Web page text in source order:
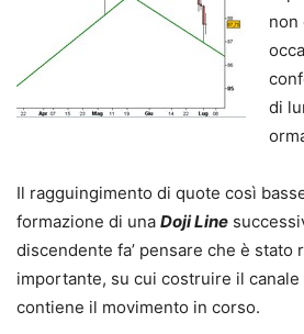
non
di
Il ragguingimento di quote così
formazione di una Doji Line
discendente fa’ pensare che è stato
importante, su cui costruire il
contiene il movimento in corso.